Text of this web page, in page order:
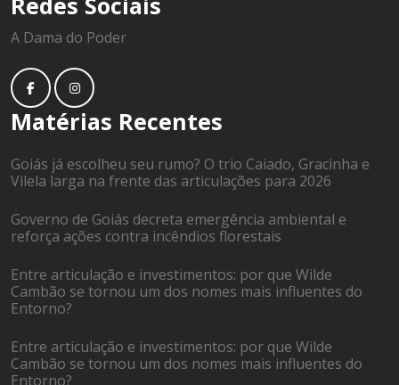
A Dama do Poder
Matérias Recentes
Goiás já escolheu seu rumo? O trio Caiado, Gracinha e
Vilela larga na frente das articulações para 2026
Governo de Goiás decreta emergência ambiental e
reforça ações contra incêndios florestais
Entre articulação e investimentos: por que Wilde
Cambão se tornou um dos nomes mais influentes do
Entorno?
Entre articulação e investimentos: por que Wilde
Cambão se tornou um dos nomes mais influentes do
Entorno?